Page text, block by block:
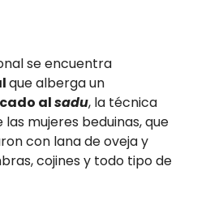
se encuentra
que alberga un
alsadu, la técnica
mujeres beduinas, que
con lana de oveja y
cojines y todo tipo de